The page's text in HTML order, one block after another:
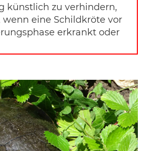
künstlich zu verhindern,
eine Schildkröte vor
erkrankt oder